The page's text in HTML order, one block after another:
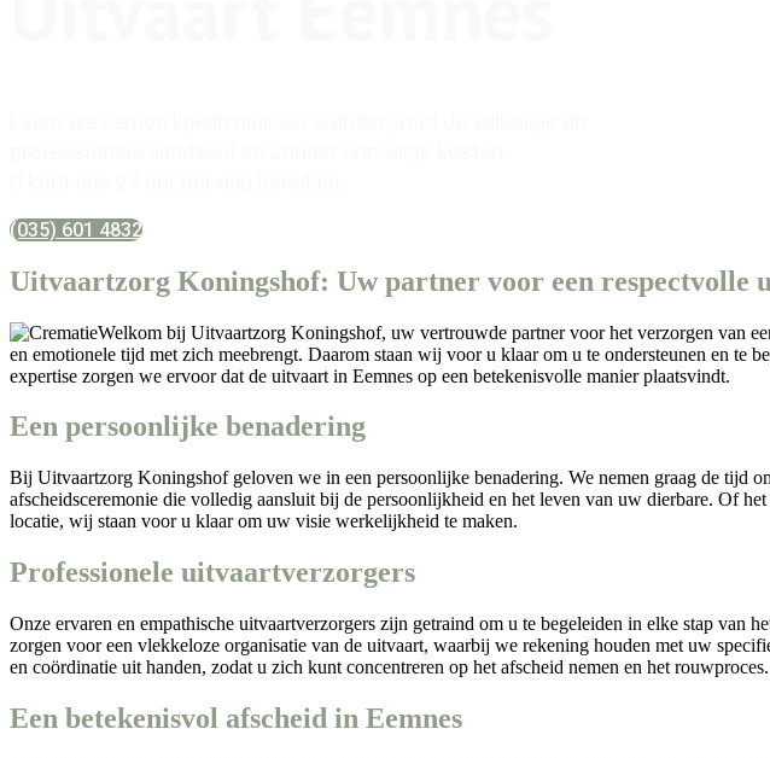
(035) 601 4832
Uitvaartzorg Koningshof: Uw partner voor een respectvolle
Welkom bij Uitvaartzorg Koningshof, uw vertrouwde partner voor het verzorgen van
en emotionele tijd met zich meebrengt. Daarom staan wij voor u klaar om u te ondersteunen en te
expertise zorgen we ervoor dat de uitvaart in Eemnes op een betekenisvolle manier plaatsvindt.
Een persoonlijke benadering
Bij Uitvaartzorg Koningshof geloven we in een persoonlijke benadering. We nemen graag de tijd
afscheidsceremonie die volledig aansluit bij de persoonlijkheid en het leven van uw dierbare. Of
locatie, wij staan voor u klaar om uw visie werkelijkheid te maken.
Professionele uitvaartverzorgers
Onze ervaren en empathische uitvaartverzorgers zijn getraind om u te begeleiden in elke stap van
zorgen voor een vlekkeloze organisatie van de uitvaart, waarbij we rekening houden met uw
en coördinatie uit handen, zodat u zich kunt concentreren op het afscheid nemen en het rouwproces.
Een betekenisvol afscheid in Eemnes